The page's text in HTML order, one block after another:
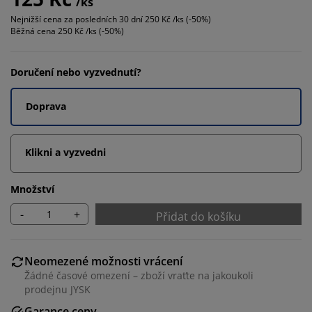
Nejnižší cena za posledních 30 dní250 Kč /ks (-50%)
Běžná cena 250 Kč /ks (-50%)
Doručení nebo vyzvednutí?
Doprava
Klikni a vyzvedni
Množství
- + Přidat do košíku
Neomezené možnosti vrácení
Žádné časové omezení – zboží vraťte na jakoukoli
prodejnu JYSK